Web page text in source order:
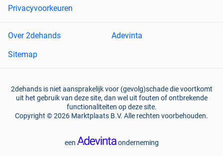
Privacyvoorkeuren
Over 2dehands
Adevinta
Sitemap
2dehands is niet aansprakelijk voor (gevolg)schade die voortkomt
uit het gebruik van deze site, dan wel uit fouten of ontbrekende
functionaliteiten op deze site.
Copyright © 2026 Marktplaats B.V. Alle rechten voorbehouden.
een onderneming